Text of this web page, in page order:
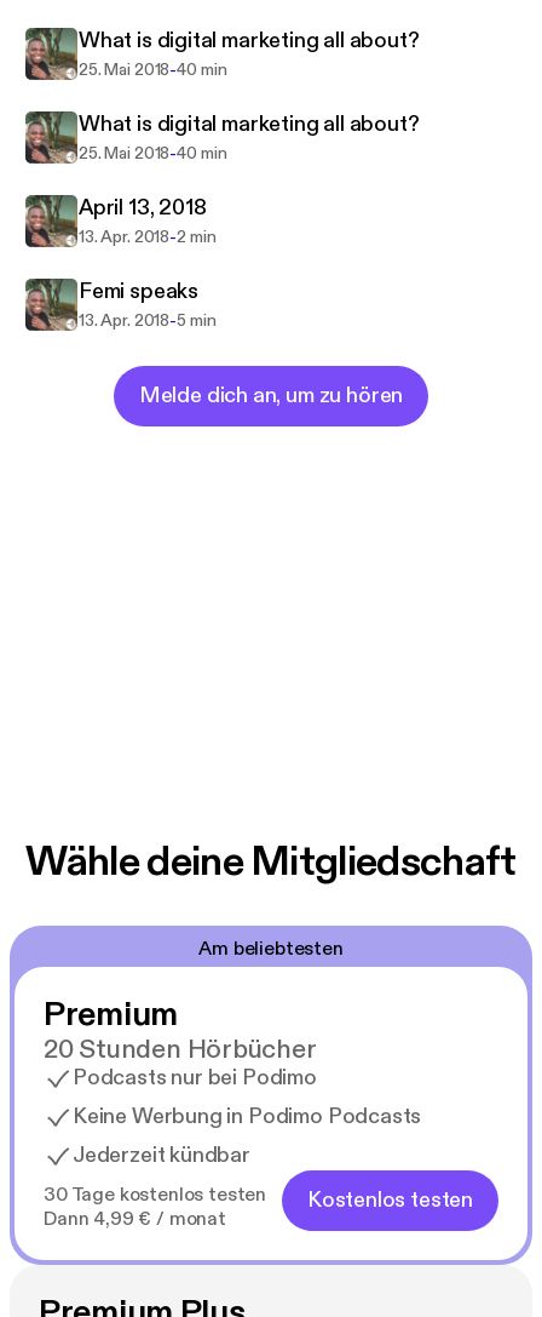
What is digital marketing all about?
25. Mai 2018-40 min
What is digital marketing all about?
25. Mai 2018-40 min
April 13, 2018
13. Apr. 2018-2 min
Femi speaks
13. Apr. 2018-5 min
Melde dich an, um zu hören
Wähle deine Mitgliedschaft
Am beliebtesten
Premium
20 Stunden Hörbücher
Podcasts nur bei Podimo
Keine Werbung in Podimo Podcasts
Jederzeit kündbar
30 Tage kostenlos testen
Dann 4,99 € / monat
Kostenlos testen